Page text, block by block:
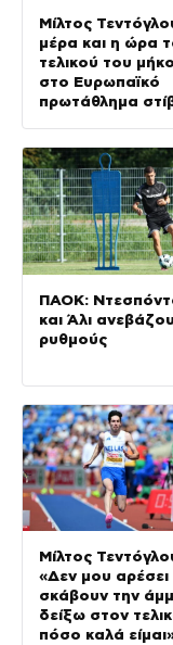
Μίλτος
μέρα και η ώρα
τελικού του
στο Ευρωπαϊκό
πρωτάθλημα
ΠΑΟΚ:
και Άλι
ρυθμούς
Μίλτος
«Δεν μου
σκάβουν την
δείξω στον
πόσο καλά